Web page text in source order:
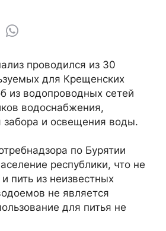
проводился из 30
для Крещенских
из водопроводных сетей
водоснабжения,
и освещения воды.
по Бурятии
республики, что не
пить из неизвестных
не является
для питья не